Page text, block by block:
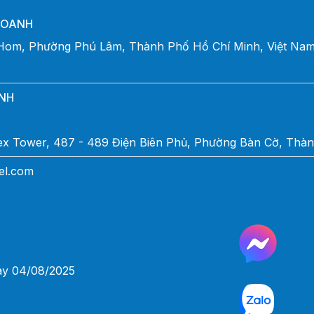
Phường Phú Lâm, Thành Phố Hồ Chí Minh, Việt
Tower, 487 - 489 Điện Biên Phủ, Phường Bàn Cờ,
04/08/2025